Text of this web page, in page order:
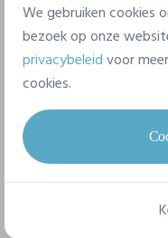
Merk
Build Your Brand
Referentie
BY134
Gram/m²
180 g/m²
We gebruiken cookies
bezoek op onze
privacybeleidvoor
cookies.